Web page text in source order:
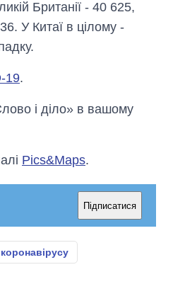
Британії - 40 625,
У Китаї в цілому -
19.
і діло» в вашому
Pics&Maps.
Підписатися
росією